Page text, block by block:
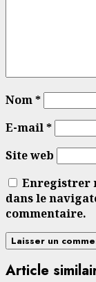
Nom*
E-mail*
Site web
Enregistrer
dans le
commentaire.
Article